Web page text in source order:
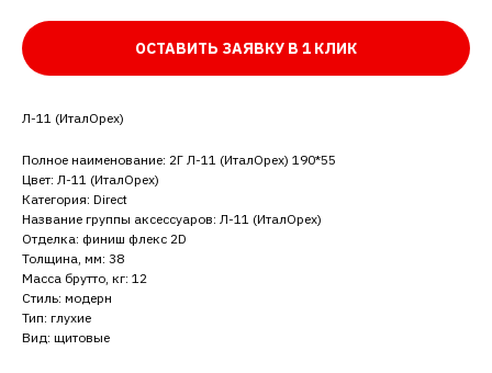
ОСТАВИТЬ ЗАЯВКУ В 1 КЛИК
Л-11 (ИталОрех)
Полное наименование: 2Г Л-11 (ИталОрех) 190*55
Цвет: Л-11 (ИталОрех)
Категория: Direct
Название группы аксессуаров: Л-11 (ИталОрех)
Отделка: финиш флекс 2D
Толщина, мм: 38
Масса брутто, кг: 12
Стиль: модерн
Тип: глухие
Вид: щитовые